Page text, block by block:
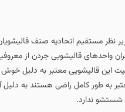
نظر مستقیم اتحادیه صنف
واحدهای قالیشویی جردن از
این قالیشویی معتبر به دلیل
به طور کامل راضی هستند به دلیل
شستشو ندارد.